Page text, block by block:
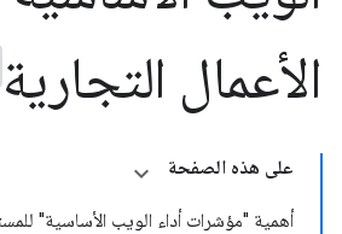
الأعمال التجارية
على هذه الصفحة
أهمية "مؤشرات أداء الويب الأساسية"